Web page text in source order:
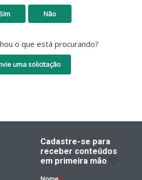
Não
o que está procurando?
uma solicitação